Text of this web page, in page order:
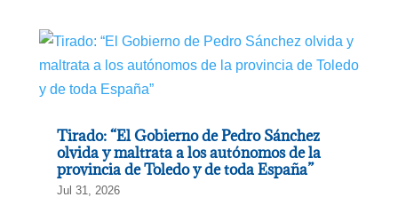
Tirado: “El Gobierno de Pedro Sánchez
olvida y maltrata a los autónomos de la
provincia de Toledo y de toda España”
Jul 31, 2026